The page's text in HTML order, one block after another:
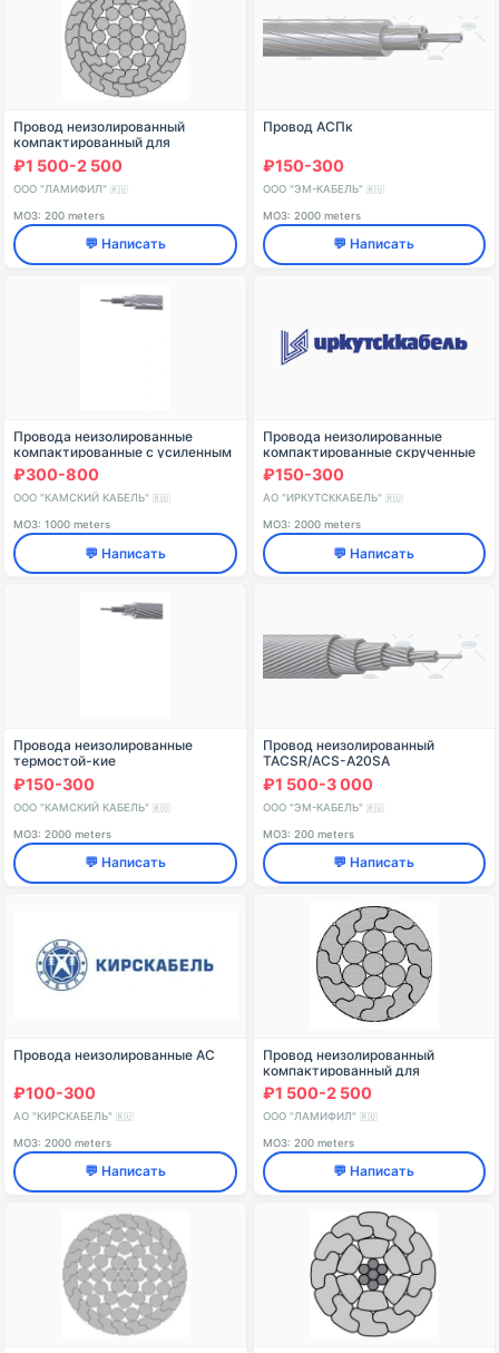
Провод неизолированный
компактированный для
высоковольтных воздушных
линий электропередачи марки
AAAC-Z 504-2Z
₽1 500-2 500
ООО "ЛАМИФИЛ" 🇷🇺
МОЗ: 200 meters
💬 Написать
Провод АСПк
₽150-300
ООО "ЭМ-КАБЕЛЬ" 🇷🇺
МОЗ: 2000 meters
💬 Написать
Провода неизолированные
компактированные с усиленным
сердечником повышенной
прочности
₽300-800
ООО "КАМСКИЙ КАБЕЛЬ" 🇷🇺
МОЗ: 1000 meters
💬 Написать
Провода неизолированные
компактированные скрученные
из фасонных алюминиевых
проволок, со стальным
сердечником для воздушных лин
₽150-300
АО "ИРКУТСККАБЕЛЬ" 🇷🇺
МОЗ: 2000 meters
💬 Написать
Провода неизолированные
термостой-кие
₽150-300
ООО "КАМСКИЙ КАБЕЛЬ" 🇷🇺
МОЗ: 2000 meters
💬 Написать
Провод неизолированный
TACSR/ACS-A20SA
₽1 500-3 000
ООО "ЭМ-КАБЕЛЬ" 🇷🇺
МОЗ: 200 meters
💬 Написать
Провода неизолированные АС
₽100-300
АО "КИРСКАБЕЛЬ" 🇷🇺
МОЗ: 2000 meters
💬 Написать
Провод неизолированный
компактированный для
высоковольтных воздушных
линий электропередачи марки
AAAC-Z 148-1Z
₽1 500-2 500
ООО "ЛАМИФИЛ" 🇷🇺
МОЗ: 200 meters
💬 Написать